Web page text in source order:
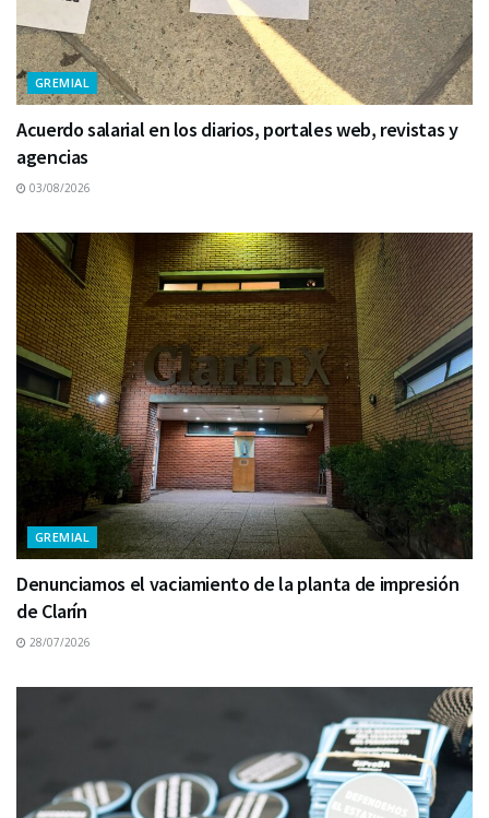
GREMIAL
Acuerdo salarial en los diarios, portales web, revistas y
agencias
03/08/2026
GREMIAL
Denunciamos el vaciamiento de la planta de impresión
de Clarín
28/07/2026